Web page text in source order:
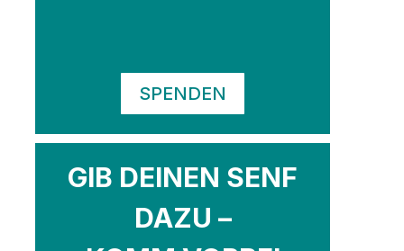
SPENDEN
GIB DEINEN SENF
DAZU –